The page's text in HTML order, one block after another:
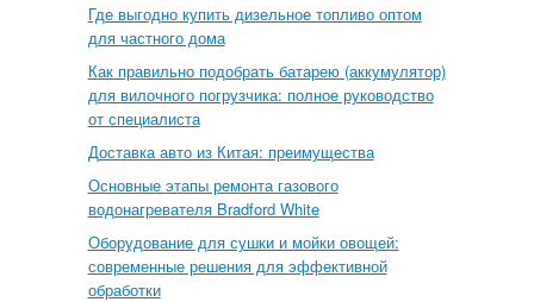
Где выгодно купить дизельное топливо оптом
для частного дома
Как правильно подобрать батарею (аккумулятор)
для вилочного погрузчика: полное руководство
от специалиста
Доставка авто из Китая: преимущества
Основные этапы ремонта газового
водонагревателя Bradford White
Оборудование для сушки и мойки овощей:
современные решения для эффективной
обработки